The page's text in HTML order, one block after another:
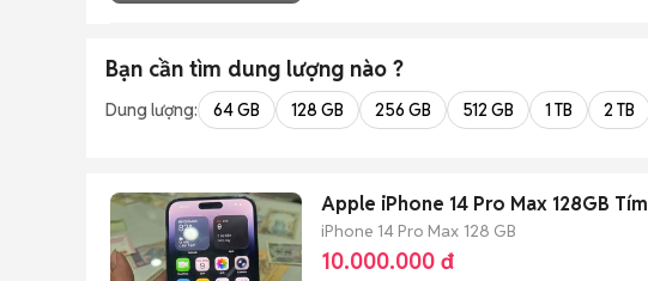
Bạn cần tìm dung lượng nào ?
Dung lượng: 64 GB 128 GB 256 GB 512 GB 1 TB 2 TB
Apple iPhone 14 Pro Max 128GB Tím
iPhone 14 Pro Max 128 GB
10.000.000 đ